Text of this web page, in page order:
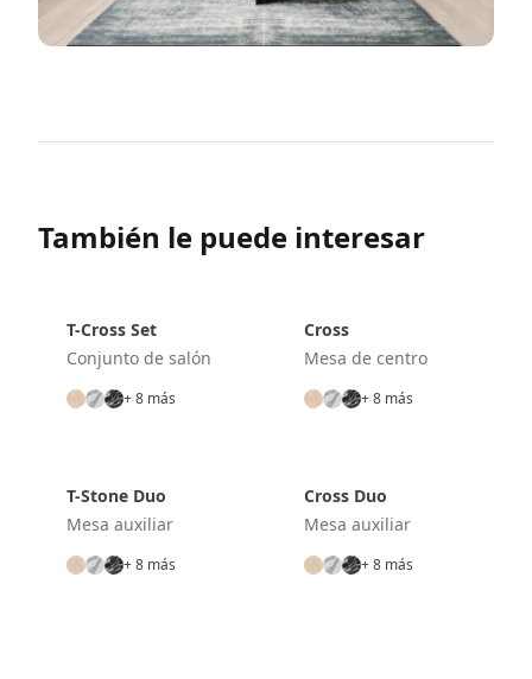
También le puede interesar
T-Cross Set
Conjunto de salón
+ 8 más
Cross
Mesa de centro
+ 8 más
T-Stone Duo
Mesa auxiliar
+ 8 más
Cross Duo
Mesa auxiliar
+ 8 más